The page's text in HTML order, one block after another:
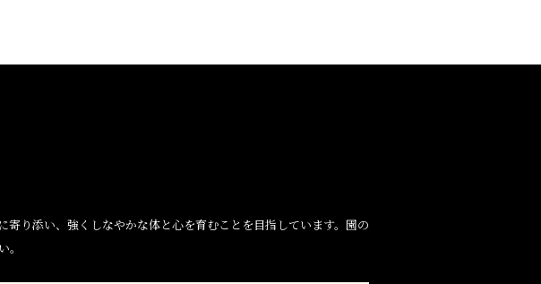
り添い、強くしなやかな体と心を育むことを目指しています。園の